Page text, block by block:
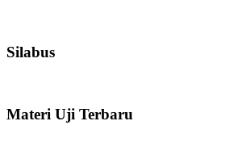
Silabus
Materi Uji Terbaru